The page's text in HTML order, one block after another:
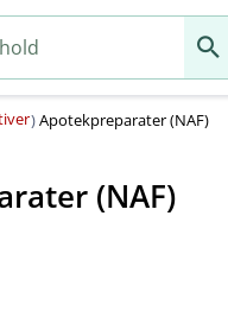
)Apotekpreparater (NAF)
(NAF)